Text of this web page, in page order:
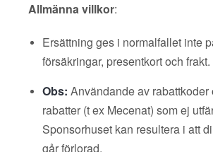
Allmänna villkor:
Ersättning ges i normalfallet inte
försäkringar, presentkort och frakt.
Obs: Användande av rabattkoder
rabatter (t ex Mecenat) som ej
Sponsorhuset kan resultera i att
går förlorad.